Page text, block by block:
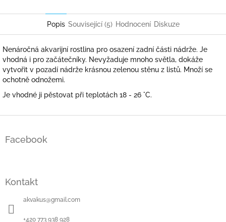
Popis Související (5) Hodnocení Diskuze
Nenáročná akvarijní rostlina pro osazení zadní části nádrže. Je
vhodná i pro začátečníky. Nevyžaduje mnoho světla, dokáže
vytvořit v pozadí nádrže krásnou zelenou stěnu z listů. Množí se
ochotně odnožemi.
Je vhodné ji pěstovat při teplotách 18 - 26 °C.
Facebook
Kontakt
akvakus@gmail.com
+420 773 938 928